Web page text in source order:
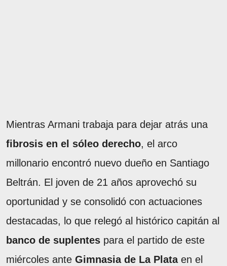
Mientras Armani trabaja para dejar atrás una
fibrosis en el sóleo derecho, el arco
millonario encontró nuevo dueño en Santiago
Beltrán. El joven de 21 años aprovechó su
oportunidad y se consolidó con actuaciones
destacadas, lo que relegó al histórico capitán al
banco de suplentes para el partido de este
miércoles ante Gimnasia de La Plataen el